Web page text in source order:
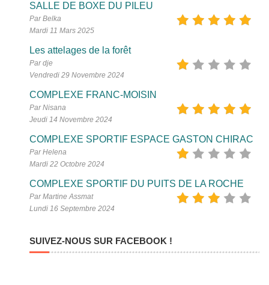
SALLE DE BOXE DU PILEU
Par Belka
Mardi 11 Mars 2025
Les attelages de la forêt
Par dje
Vendredi 29 Novembre 2024
COMPLEXE FRANC-MOISIN
Par Nisana
Jeudi 14 Novembre 2024
COMPLEXE SPORTIF ESPACE GASTON CHIRAC
Par Helena
Mardi 22 Octobre 2024
COMPLEXE SPORTIF DU PUITS DE LA ROCHE
Par Martine Assmat
Lundi 16 Septembre 2024
SUIVEZ-NOUS SUR FACEBOOK !